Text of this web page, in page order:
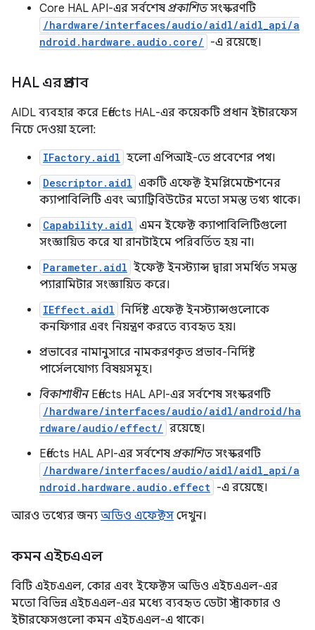
Core HAL API-এর সর্বশেষ প্রকাশিতসংস্করণটি
/hardware/interfaces/audio/aidl/aidl_api/a
ndroid.hardware.audio.core/
-এ রয়েছে।
HAL এর প্রভাব
AIDL ব্যবহার করে Effects HAL-এর কয়েকটি প্রধান ইন্টারফেস
নিচে দেওয়া হলো:
IFactory.aidl হলো এপিআই-তে প্রবেশের পথ।
Descriptor.aidl একটি এফেক্ট ইমপ্লিমেন্টেশনের
ক্যাপাবিলিটি এবং অ্যাট্রিবিউটের মতো সমস্ত তথ্য থাকে।
Capability.aidl এমন ইফেক্ট ক্যাপাবিলিটিগুলো
সংজ্ঞায়িত করে যা রানটাইমে পরিবর্তিত হয় না।
Parameter.aidl ইফেক্ট ইনস্ট্যান্স দ্বারা সমর্থিত সমস্ত
প্যারামিটার সংজ্ঞায়িত করে।
IEffect.aidl নির্দিষ্ট এফেক্ট ইনস্ট্যান্সগুলোকে
কনফিগার এবং নিয়ন্ত্রণ করতে ব্যবহৃত হয়।
প্রভাবের নামানুসারে নামকরণকৃত প্রভাব-নির্দিষ্ট
পার্সেলযোগ্য বিষয়সমূহ।
বিকাশাধীনEffects HAL API-এর সর্বশেষ সংস্করণটি
/hardware/interfaces/audio/aidl/android/ha
rdware/audio/effect/ রয়েছে।
Effects HAL API-এর সর্বশেষ প্রকাশিতসংস্করণটি
/hardware/interfaces/audio/aidl/aidl_api/a
ndroid.hardware.audio.effect -এ রয়েছে।
আরও তথ্যের জন্য অডিও এফেক্টস দেখুন।
কমন এইচএএল
বিটি এইচএএল, কোর এবং ইফেক্টস অডিও এইচএএল-এর
মতো বিভিন্ন এইচএএল-এর মধ্যে ব্যবহৃত ডেটা স্ট্রাকচার ও
ইন্টারফেসগুলো কমন এইচএএল-এ থাকে।